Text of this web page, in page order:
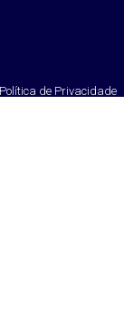
de Privacidade